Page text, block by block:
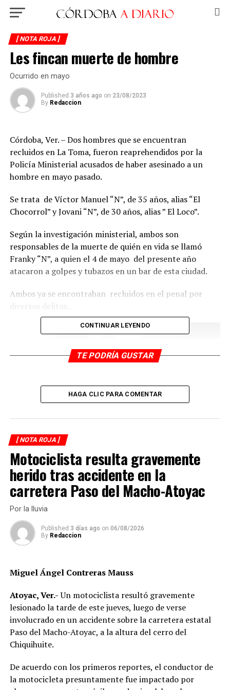
[ NOTA ROJA ]
Les fincan muerte de hombre
Ocurrido en mayo
Published 3 años ago on 23/08/2023
By Redaccion
Córdoba, Ver. – Dos hombres que se encuentran
recluidos en La Toma, fueron reaprehendidos por la
Policía Ministerial acusados de haber asesinado a un
hombre en mayo pasado.
Se trata de Víctor Manuel “N”, de 35 años, alias “El
Chocorrol” y Jovani “N”, de 30 años, alias ” El Loco”.
Según la investigación ministerial, ambos son
responsables de la muerte de quién en vida se llamó
Franky “N”, a quien el 4 de mayo del presente año
atacaron a golpes y tubazos en un bar de esta ciudad.
Ambos ya se encontraban recluidos en el penal por
diversos delitos.
DESPUÉS
Tragedia en laguna Ojo de Agua de Orizaba
Mueren dos motociclistas
CONTINUAR LEYENDO
TE PODRÍA GUSTAR
HAGA CLIC PARA COMENTAR
[ NOTA ROJA ]
Motociclista resulta gravemente
herido tras accidente en la
carretera Paso del Macho-Atoyac
Por la lluvia
Published 3 días ago on 06/08/2026
By Redaccion
Miguel Ángel Contreras Mauss
Atoyac, Ver.-Un motociclista resultó gravemente
lesionado la tarde de este jueves, luego de verse
involucrado en un accidente sobre la carretera estatal
Paso del Macho-Atoyac, a la altura del cerro del
Chiquihuite.
De acuerdo con los primeros reportes, el conductor de
la motocicleta presuntamente fue impactado por